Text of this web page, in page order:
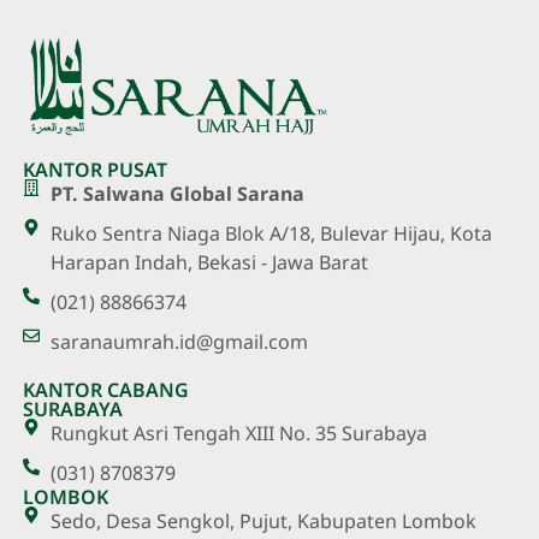
KANTOR PUSAT
PT. Salwana Global Sarana
Ruko Sentra Niaga Blok A/18, Bulevar Hijau, Kota
Harapan Indah, Bekasi - Jawa Barat
(021) 88866374
saranaumrah.id@gmail.com
KANTOR CABANG
SURABAYA
Rungkut Asri Tengah XIII No. 35 Surabaya
(031) 8708379
LOMBOK
Sedo, Desa Sengkol, Pujut, Kabupaten Lombok